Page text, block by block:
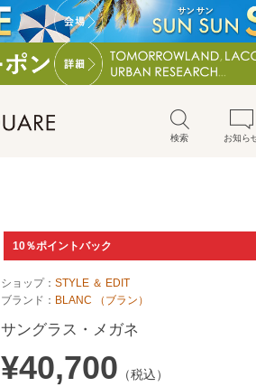
検索 お知ら
10％ポイントバック
ショップ： STYLE ＆ EDIT
ブランド： BLANC （ブラン）
サングラス・メガネ
¥40,700 （税込）